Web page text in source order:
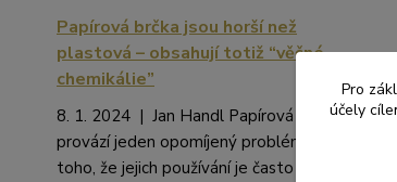
Papírová brčka jsou horší než
plastová – obsahují totiž “věčné
chemikálie”
8. 1. 2024 | Jan Handl Papírová brčka
provází jeden opomíjený problém. Kromě
toho, že jejich používání je často na hraně
Pro
účely